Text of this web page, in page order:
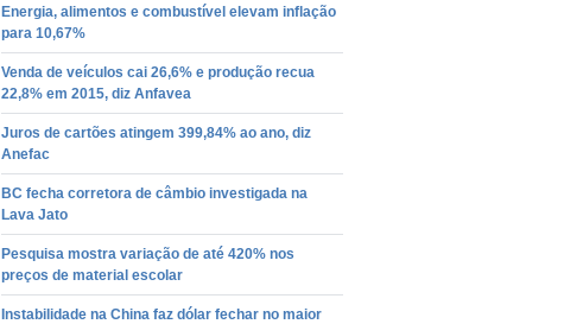
Energia, alimentos e combustível elevam inflação
para 10,67%
Venda de veículos cai 26,6% e produção recua
22,8% em 2015, diz Anfavea
Juros de cartões atingem 399,84% ao ano, diz
Anefac
BC fecha corretora de câmbio investigada na
Lava Jato
Pesquisa mostra variação de até 420% nos
preços de material escolar
Instabilidade na China faz dólar fechar no maior